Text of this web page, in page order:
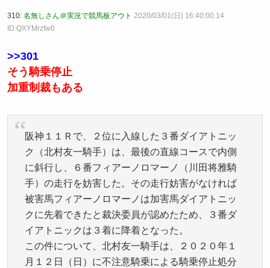
310: 名無しさん＠実況で競馬板アウト 2020/03/01(日) 16:40:00.14
ID:QXYMrzfw0
>>301
そう騎乗停止
加重制裁もある
阪神１１Ｒで、２位に入線した３番ダイアトニッ
ク（北村友一騎手）は、最後の直線コースで内側
に斜行し、６番フィアーノロマーノ（川田将雅騎
手）の走行を妨害した。その走行妨害がなければ
被害馬フィアーノロマーノは加害馬ダイアトニッ
クに先着できたと裁決委員が認めたため、３番ダ
イアトニックは３着に降着となった。
この件について、北村友一騎手は、２０２０年１
月１２日（日）に不注意騎乗による騎乗停止処分